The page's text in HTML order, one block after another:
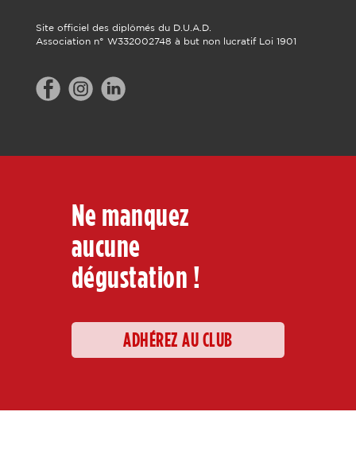
Site officiel des diplômés du D.U.A.D.
Association n° W332002748 à but non lucratif Loi 1901
Ne manquez
aucune
dégustation !
ADHÉREZ AU CLUB